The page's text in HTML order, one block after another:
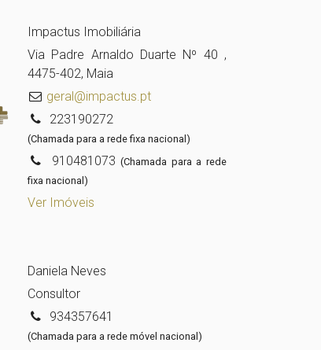
Impactus Imobiliária
Via Padre Arnaldo Duarte Nº 40 ,
4475-402, Maia
geral@impactus.pt
223190272
(Chamada para a rede fixa nacional)
910481073 (Chamada para a rede
fixa nacional)
Ver Imóveis
Daniela Neves
Consultor
934357641
(Chamada para a rede móvel nacional)